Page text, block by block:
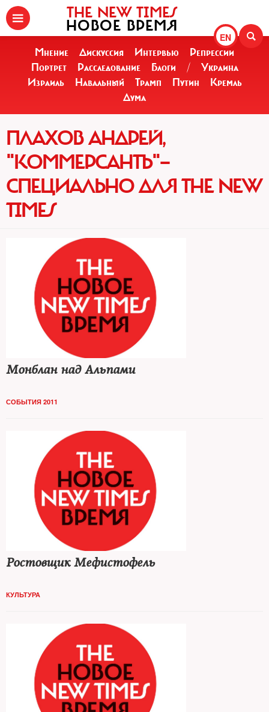
EN
THE NEW TIMES
НОВОЕ ВРЕМЯ
Мнение Дискуссия Интервью
Репрессии
Портрет
Расследование Блоги /
Украина
Израиль
Навальный Трамп Путин
Кремль
Дума
ПЛАХОВ АНДРЕЙ,
"КОММЕРСАНТЪ"—
СПЕЦИАЛЬНО ДЛЯ THE NEW
TIMES
Монблан над Альпами
СОБЫТИЯ 2011
Ростовщик Мефистофель
КУЛЬТУРА